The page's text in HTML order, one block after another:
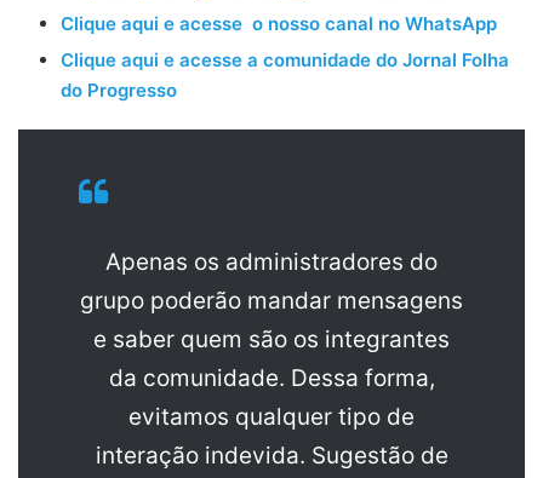
Clique aqui e acesse o nosso canal no WhatsApp
Clique aqui e acesse a comunidade do Jornal Folha
do Progresso
Apenas os administradores do
grupo poderão mandar mensagens
e saber quem são os integrantes
da comunidade. Dessa forma,
evitamos qualquer tipo de
interação indevida. Sugestão de